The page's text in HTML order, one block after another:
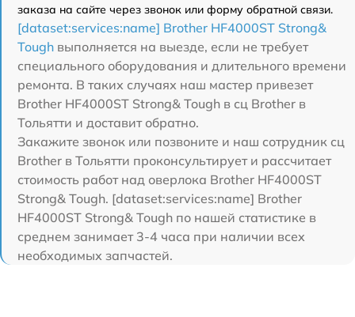
заказа на сайте через звонок или форму обратной связи.
[dataset:services:name] Brother HF4000ST Strong&
Tough выполняется на выезде, если не требует
специального оборудования и длительного времени
ремонта. В таких случаях наш мастер привезет
Brother HF4000ST Strong& Tough в сц Brother в
Тольятти и доставит обратно.
Закажите звонок или позвоните и наш сотрудник сц
Brother в Тольятти проконсультирует и рассчитает
стоимость работ над оверлока Brother HF4000ST
Strong& Tough. [dataset:services:name] Brother
HF4000ST Strong& Tough по нашей статистике в
среднем занимает 3-4 часа при наличии всех
необходимых запчастей.